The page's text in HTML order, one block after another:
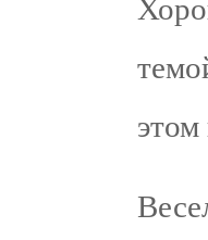
этом